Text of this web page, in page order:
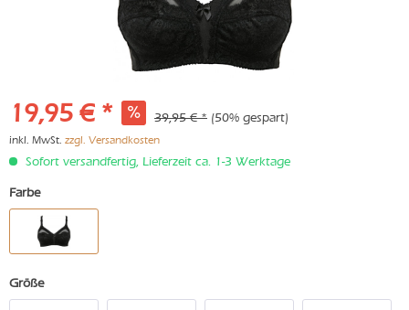
19,95 € * 39,95 € * (50% gespart)
inkl. MwSt. zzgl. Versandkosten
Sofort versandfertig, Lieferzeit ca. 1-3 Werktage
Farbe
Größe